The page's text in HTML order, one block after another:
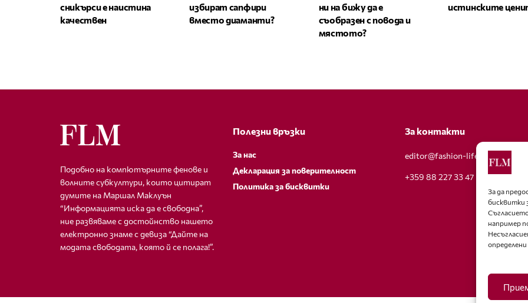
За да
бисквитки
например
сникърси е наистина
качествен
избират сапфири
вместо диаманти?
ни на бижу да е
съобразен с повода и
мястото?
истинските
Подобно на компютърните фенове и
волните субкултури, които цитират
думите на Маршал Маклуън
“Информацията иска да е свободна”,
ние развяваме с достойнство нашето
електронно знаме с девиза “Дайте на
модата свободата, която й се полага!”.
Полезни връзки
За нас
Декларация за поверителност
Политика за бисквитки
За контакти
editor@fashion-lifestyle.net
+359 88 227 33 47